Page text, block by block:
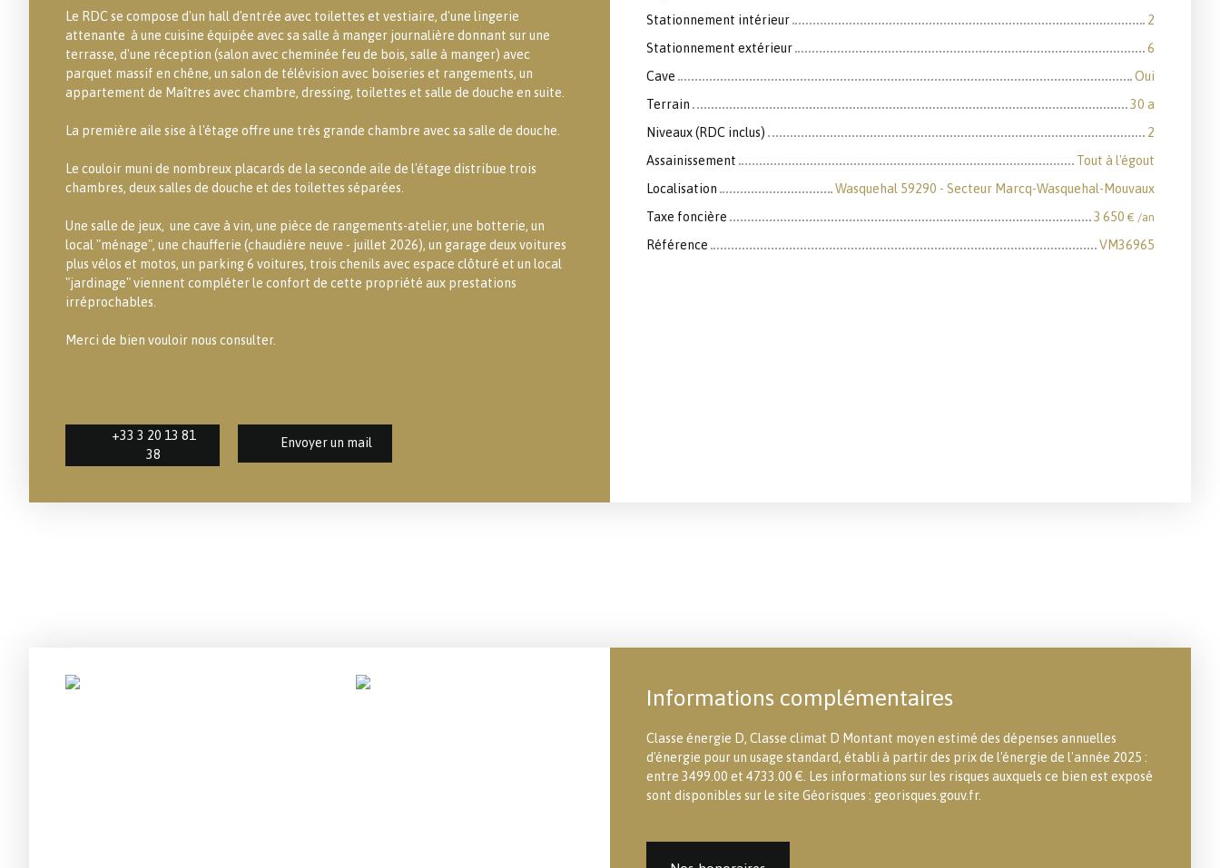
Le RDC se compose d'un hall d'entrée avec toilettes et vestiaire, d'une lingerie
attenante à une cuisine équipée avec sa salle à manger journalière donnant sur une
terrasse, d'une réception (salon avec cheminée feu de bois, salle à manger) avec
parquet massif en chêne, un salon de télévision avec boiseries et rangements, un
appartement de Maîtres avec chambre, dressing, toilettes et salle de douche en suite.
La première aile sise à l'étage offre une très grande chambre avec sa salle de douche.
Le couloir muni de nombreux placards de la seconde aile de l'étage distribue trois
chambres, deux salles de douche et des toilettes séparées.
Une salle de jeux, une cave à vin, une pièce de rangements-atelier, une botterie, un
local "ménage", une chaufferie (chaudière neuve - juillet 2026), un garage deux voitures
plus vélos et motos, un parking 6 voitures, trois chenils avec espace clôturé et un local
"jardinage" viennent compléter le confort de cette propriété aux prestations
irréprochables.
Merci de bien vouloir nous consulter.
+33 3 20 13 81
38
Envoyer un mail
Stationnement intérieur
2
Stationnement extérieur
6
Cave
Oui
Terrain
30 a
Niveaux (RDC inclus)
2
Assainissement
Tout à l'égout
Localisation
Wasquehal 59290 - Secteur Marcq-Wasquehal-Mouvaux
Taxe foncière
3 650 € /an
Référence VM36965
Informations complémentaires
Classe énergie D, Classe climat D Montant moyen estimé des dépenses annuelles
d'énergie pour un usage standard, établi à partir des prix de l'énergie de l'année 2025 :
entre 3499.00 et 4733.00 €. Les informations sur les risques auxquels ce bien est exposé
sont disponibles sur le site Géorisques : georisques.gouv.fr.